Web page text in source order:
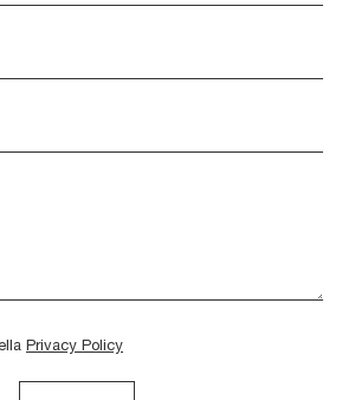
Privacy Policy